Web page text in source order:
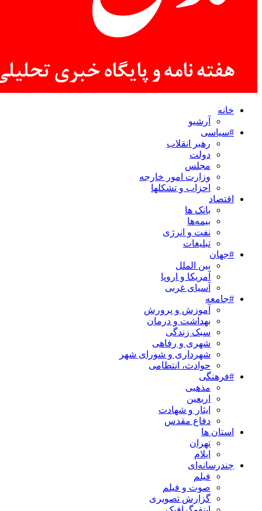
خانه
آرشیو
#سیاسی
رهبر انقلاب
دولت
مجلس
وزارت امور خارجه
احزاب و تشکلها
اقتصاد
بانک ها
بیمه‌ها
نفت و انرژی
تبلیغات
#جهان
بین الملل
آمریکا و اروپا
آسیای غربی
#جامعه
آموزش و پرورش
بهداشت و درمان
سبک زندگی
شهری و رفاهی
شهرداری و شورای شهر
حوادث، انتظامی
#فرهنگی
مذهبی
اربعین
ایثار و شهادت
دفاع مقدس
استان ها
تهران
ایلام
چندرسانه‌ای
فیلم
صوت و فیلم
گزارش تصویری